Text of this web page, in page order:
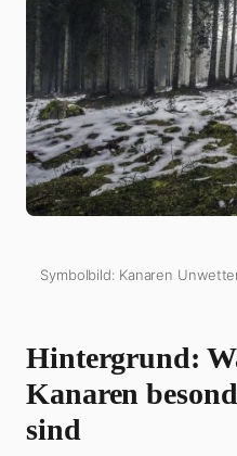
Symbolbild: Kanaren
Hintergrund:
Kanaren
sind